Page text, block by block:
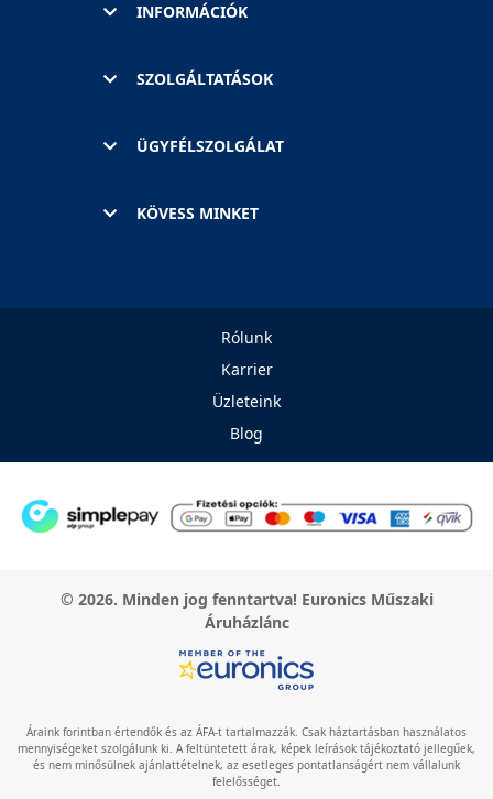
INFORMÁCIÓK
SZOLGÁLTATÁSOK
ÜGYFÉLSZOLGÁLAT
KÖVESS MINKET
Rólunk
Karrier
Üzleteink
Blog
© 2026. Minden jog fenntartva! Euronics Műszaki
Áruházlánc
Áraink forintban értendők és az ÁFA-t tartalmazzák. Csak háztartásban használatos
mennyiségeket szolgálunk ki. A feltüntetett árak, képek leírások tájékoztató jellegűek,
és nem minősülnek ajánlattételnek, az esetleges pontatlanságért nem vállalunk
felelősséget.